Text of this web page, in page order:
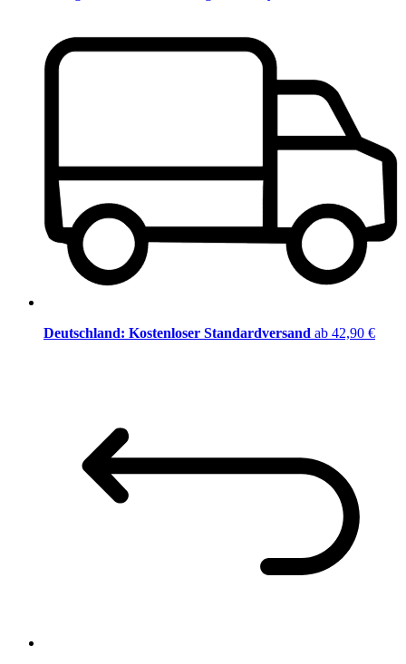
Deutschland: Kostenloser Standardversand ab 42,90 €